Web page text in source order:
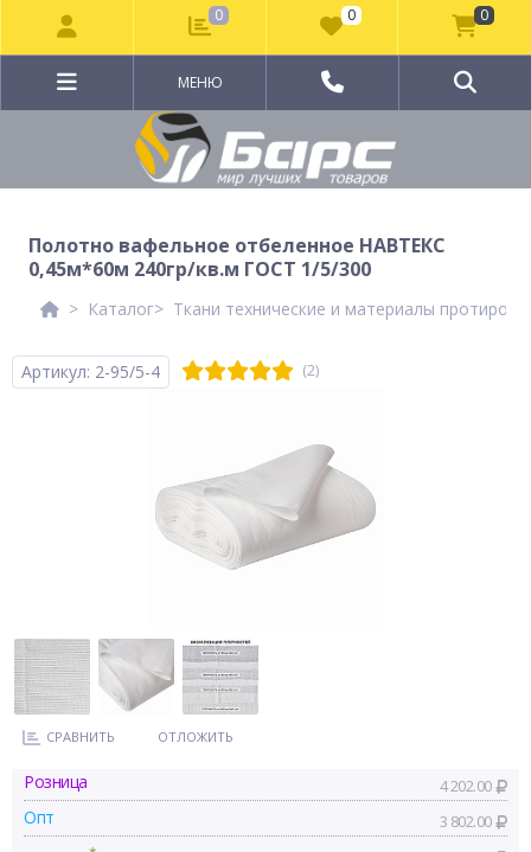
МЕНЮ
Полотно вафельное отбеленное НАВТЕКС
0,45м*60м 240гр/кв.м ГОСТ 1/5/300
Каталог Ткани технические и материалы
Артикул: 2-95/5-4 (2)
СРАВНИТЬ ОТЛОЖИТЬ
Розница 4 202.00
Опт 3 802.00
0 0 0